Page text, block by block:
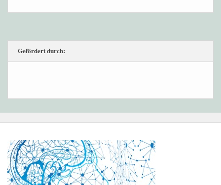
Gefördert durch: